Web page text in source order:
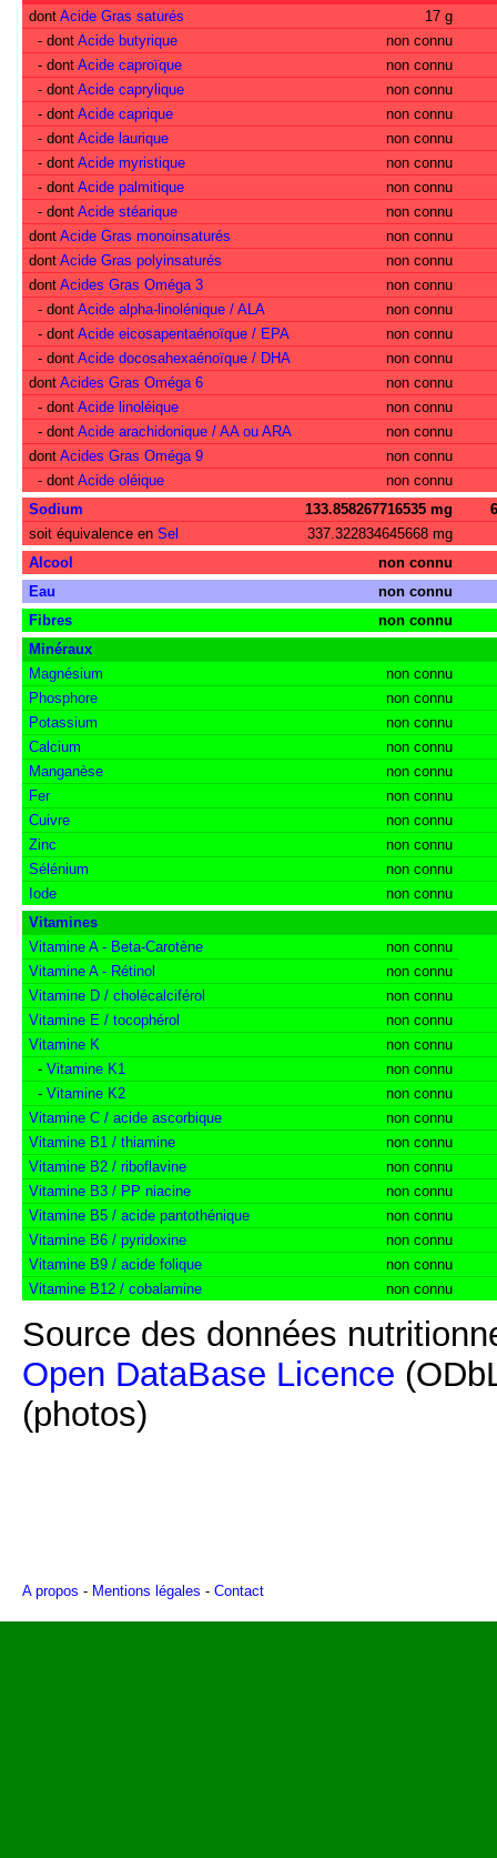
dont Acide Gras saturés
17 g
- dont Acide butyrique
non connu
- dont Acide caproïque
non connu
- dont Acide caprylique
non connu
- dont Acide caprique
non connu
- dont Acide laurique
non connu
- dont Acide myristique
non connu
- dont Acide palmitique
non connu
- dont Acide stéarique
non connu
dont Acide Gras monoinsaturés
non connu
dont Acide Gras polyinsaturés
non connu
dont Acides Gras Oméga 3
non connu
- dont Acide alpha-linolénique / ALA
non connu
- dont Acide eicosapentaénoïque / EPA
non connu
- dont Acide docosahexaénoïque / DHA
non connu
dont Acides Gras Oméga 6
non connu
- dont Acide linoléique
non connu
- dont Acide arachidonique / AA ou ARA
non connu
dont Acides Gras Oméga 9
non connu
- dont Acide oléique
non connu
Sodium
133.858267716535 mg
soit équivalence en Sel
337.322834645668 mg
Alcool
non connu
Eau
non connu
Fibres
non connu
Minéraux
Magnésium
non connu
Phosphore
non connu
Potassium
non connu
Calcium
non connu
Manganèse
non connu
Fer
non connu
Cuivre
non connu
Zinc
non connu
Sélénium
non connu
Iode
non connu
Vitamines
Vitamine A - Beta-Carotène
non connu
Vitamine A - Rétinol
non connu
Vitamine D / cholécalciférol
non connu
Vitamine E / tocophérol
non connu
Vitamine K
non connu
- Vitamine K1
non connu
- Vitamine K2
non connu
Vitamine C / acide ascorbique
non connu
Vitamine B1 / thiamine
non connu
Vitamine B2 / riboflavine
non connu
Vitamine B3 / PP niacine
non connu
Vitamine B5 / acide pantothénique
non connu
Vitamine B6 / pyridoxine
non connu
Vitamine B9 / acide folique
non connu
Vitamine B12 / cobalamine
non connu
Source des données
Open DataBase Licence
(photos)
A propos - Mentions légales - Contact